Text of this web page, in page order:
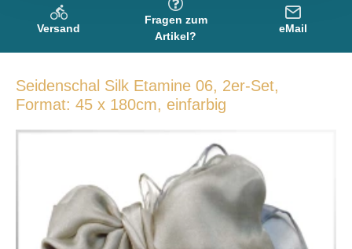
Versand
Fragen zum
Artikel?
eMail
Seidenschal Silk Etamine 06, 2er-Set,
Format: 45 x 180cm, einfarbig